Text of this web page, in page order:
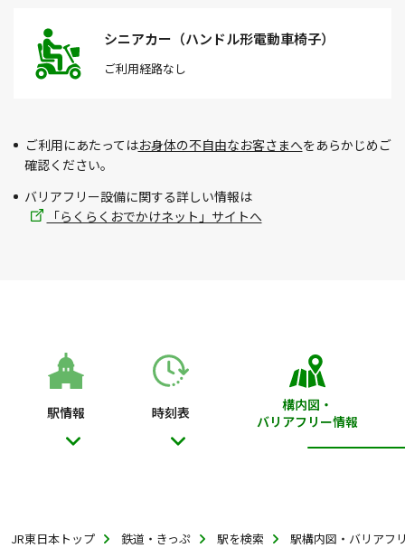
シニアカー（ハンドル形電動車椅子）
ご利用経路なし
ご利用にあたってはお身体の不自由なお客さまへをあらかじめご
確認ください。
バリアフリー設備に関する詳しい情報は
「らくらくおでかけネット」サイトへ
駅情報 時刻表
構内図・
バリアフリー情報
JR東日本トップ 鉄道・きっぷ 駅を検索 駅構内図・バリアフ